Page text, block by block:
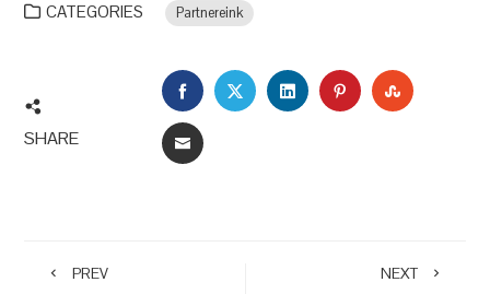
CATEGORIES Partnereink
SHARE
FACEBOOKTWITTERLINKEDINPINTEREST
EMAIL
PREV NEXT